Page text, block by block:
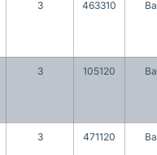
3 463310
3 105120
3 471120